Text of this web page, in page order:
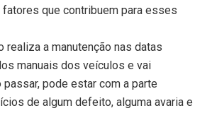
que contribuem para esses
realiza a manutenção nas datas
manuais dos veículos e vai
pode estar com a parte
de algum defeito, alguma avaria e